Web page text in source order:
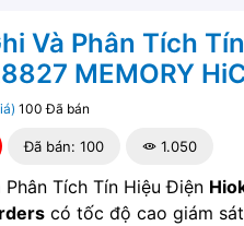
Và Phân Tích
MEMORY
100 Đã bán
Đã bán: 100 1.050
Phân Tích Tín Hiệu Điện
có tốc độ cao giám